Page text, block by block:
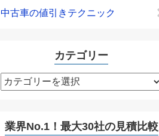
中古車の値引きテクニック
カテゴリー
カ
テ
リ
業界No.1！最大30社の見積比較